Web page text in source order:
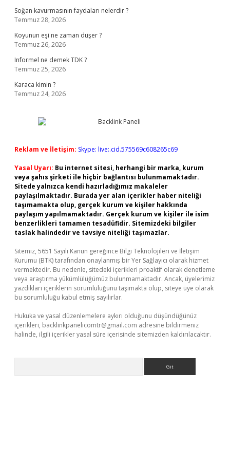
Soğan kavurmasının faydaları nelerdir ?
Temmuz 28, 2026
Koyunun eşi ne zaman düşer ?
Temmuz 26, 2026
Informel ne demek TDK ?
Temmuz 25, 2026
Karaca kimin ?
Temmuz 24, 2026
Reklam ve İletişim: Skype: live:.cid.575569c608265c69
Yasal Uyarı: Bu internet sitesi, herhangi bir marka, kurum
veya şahıs şirketi ile hiçbir bağlantısı bulunmamaktadır.
Sitede yalnızca kendi hazırladığımız makaleler
paylaşılmaktadır. Burada yer alan içerikler haber niteliği
taşımamakta olup, gerçek kurum ve kişiler hakkında
paylaşım yapılmamaktadır. Gerçek kurum ve kişiler ile isim
benzerlikleri tamamen tesadüfidir. Sitemizdeki bilgiler
taslak halindedir ve tavsiye niteliği taşımazlar.
Sitemiz, 5651 Sayılı Kanun gereğince Bilgi Teknolojileri ve İletişim
Kurumu (BTK) tarafından onaylanmış bir Yer Sağlayıcı olarak hizmet
vermektedir. Bu nedenle, sitedeki içerikleri proaktif olarak denetleme
veya araştırma yükümlülüğümüz bulunmamaktadır. Ancak, üyelerimiz
yazdıkları içeriklerin sorumluluğunu taşımakta olup, siteye üye olarak
bu sorumluluğu kabul etmiş sayılırlar.
Hukuka ve yasal düzenlemelere aykırı olduğunu düşündüğünüz
içerikleri, backlinkpanelicomtr@gmail.com adresine bildirmeniz
halinde, ilgili içerikler yasal süre içerisinde sitemizden kaldırılacaktır.